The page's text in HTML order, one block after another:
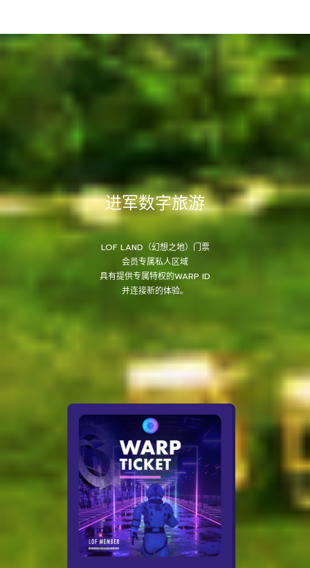
进军数字旅游
LOF LAND（幻想之地）门票
会员专属私人区域
具有提供专属特权的WARP ID
并连接新的体验。